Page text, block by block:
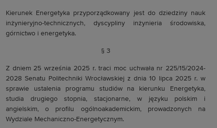
Kierunek Energetyka przyporządkowany jest do dziedziny nauk
inżynieryjno-technicznych, dyscypliny inżynieria środowiska,
górnictwo i energetyka.
§ 3
Z dniem 25 września 2025 r. traci moc uchwała nr 225/15/2024-
2028 Senatu Politechniki Wrocławskiej z dnia 10 lipca 2025 r. w
sprawie ustalenia programu studiów na kierunku Energetyka,
studia drugiego stopnia, stacjonarne, w języku polskim i
angielskim, o profilu ogólnoakademickim, prowadzonych na
Wydziale Mechaniczno-Energetycznym.